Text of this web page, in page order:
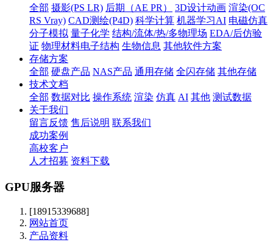
全部 摄影(PS LR) 后期（AE PR） 3D设计动画 渲染(OC
RS Vray) CAD测绘(P4D) 科学计算 机器学习AI 电磁仿真
分子模拟 量子化学 结构/流体/热/多物理场 EDA/后仿验
证 物理材料电子结构 生物信息 其他软件方案
存储方案
全部 硬盘产品 NAS产品 通用存储 全闪存储 其他存储
技术文档
全部 数据对比 操作系统 渲染 仿真 AI 其他 测试数据
关于我们
留言反馈 售后说明 联系我们
成功案例
高校客户
人才招募 资料下载
GPU服务器
[18915339688]
网站首页
产品资料